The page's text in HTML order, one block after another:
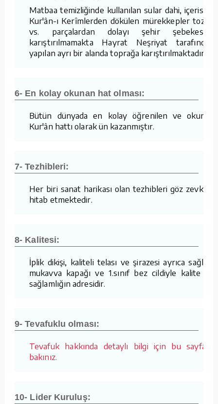
Matbaa temizliğinde kullanılan sular dahi, içerisine
Kur'ân-ı Kerîmlerden dökülen mürekkepler tozlar
vs. parçalardan dolayı şehir şebekesine
karıştırılmamakta Hayrat Neşriyat tarafından
yapılan ayrı bir alanda toprağa karıştırılmaktadır.
6- En kolay okunan hat olması:
Bütün dünyada en kolay öğrenilen ve okunan
Kur'ân hattı olarak ün kazanmıştır.
7- Tezhibleri:
Her biri sanat harikası olan tezhibleri göz zevkine
hitab etmektedir.
8- Kalitesi:
İplik dikişi, kaliteli telası ve şirazesi ayrıca sağlam
mukavva kapağı ve 1.sınıf bez cildiyle kalite ve
sağlamlığın adresidir.
9- Tevafuklu olması:
Tevafuk hakkında detaylı bilgi için bu sayfaya
bakınız.
10- Lider Kuruluş: